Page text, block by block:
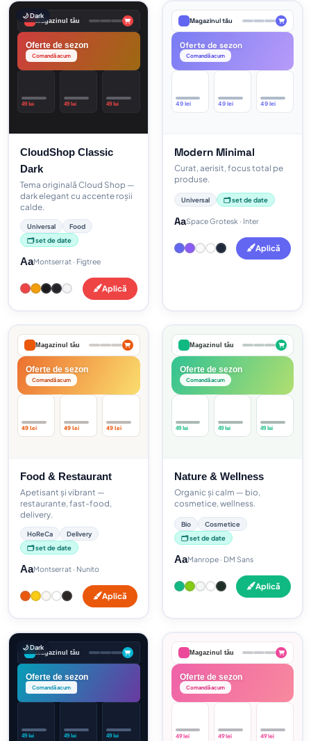
🌙 Dark
Magazinul tău
Oferte de sezon
Comandă acum
49 lei 49 lei 49 lei
CloudShop Classic
Dark
Tema originală Cloud Shop —
dark elegant cu accente roșii
calde.
Universal
Food
🗂️ set de date
AaMontserrat · Figtree
Aplică
Magazinul tău
Oferte de sezon
Comandă acum
49 lei 49 lei 49 lei
Modern Minimal
Curat, aerisit, focus total pe
produse.
Universal 🗂️ set de date
AaSpace Grotesk · Inter
Aplică
Magazinul tău
Oferte de sezon
Comandă acum
49 lei 49 lei 49 lei
Food & Restaurant
Apetisant și vibrant —
restaurante, fast-food,
delivery.
HoReCa
Delivery
🗂️ set de date
AaMontserrat · Nunito
Aplică
Magazinul tău
Oferte de sezon
Comandă acum
49 lei 49 lei 49 lei
Nature & Wellness
Organic și calm — bio,
cosmetice, wellness.
Bio
Cosmetice
🗂️ set de date
AaManrope · DM Sans
Aplică
🌙 Dark
Magazinul tău
Oferte de sezon
Comandă acum
49 lei 49 lei 49 lei
Magazinul tău
Oferte de sezon
Comandă acum
49 lei 49 lei 49 lei